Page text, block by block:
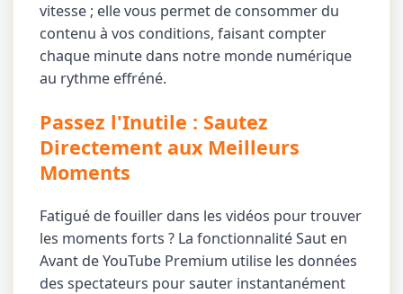
vitesse ; elle vous permet de consommer du
contenu à vos conditions, faisant compter
chaque minute dans notre monde numérique
au rythme effréné.
Passez l'Inutile : Sautez
Directement aux Meilleurs
Moments
Fatigué de fouiller dans les vidéos pour trouver
les moments forts ? La fonctionnalité Saut en
Avant de YouTube Premium utilise les données
des spectateurs pour sauter instantanément